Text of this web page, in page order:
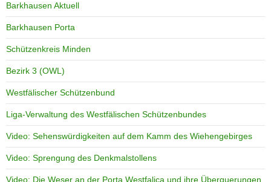
Barkhausen Aktuell
Barkhausen Porta
Schützenkreis Minden
Bezirk 3 (OWL)
Westfälischer Schützenbund
Liga-Verwaltung des Westfälischen Schützenbundes
Video: Sehenswürdigkeiten auf dem Kamm des Wiehengebirges
Video: Sprengung des Denkmalstollens
Video: Die Weser an der Porta Westfalica und ihre Überquerungen